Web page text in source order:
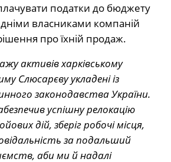
податки до бюджету
власниками компаній
про їхній продаж.
активів харківському
Слюсарєву укладені із
законодавства України.
успішну релокацію
дій, зберіг робочі місця,
за подальший
аби ми й надалі